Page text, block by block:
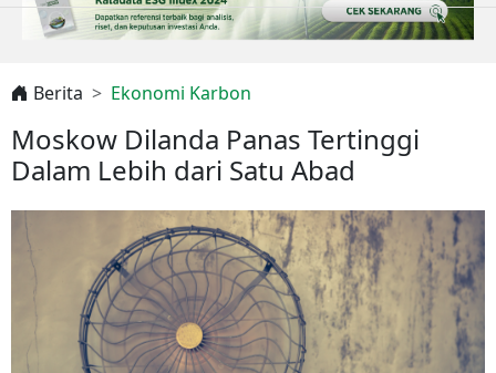
Berita Ekonomi Karbon
Moskow Dilanda Panas Tertinggi
Dalam Lebih dari Satu Abad